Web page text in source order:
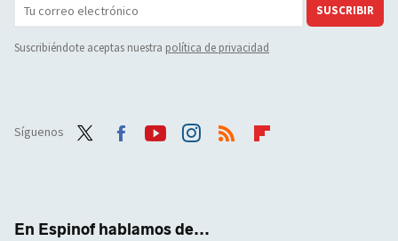
SUSCRIBIR
Suscribiéndote aceptas nuestra política de privacidad
Síguenos
En Espinof hablamos de...